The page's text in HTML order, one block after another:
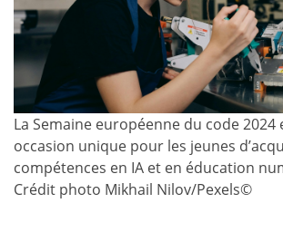
La Semaine européenne du code 2024
occasion unique pour les jeunes
compétences en IA et en éducation
Crédit photo Mikhail Nilov/Pexels©